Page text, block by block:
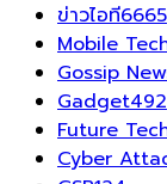
ข่าวไอที6665
Mobile
Gossip
Gadget492
Future
Cyber